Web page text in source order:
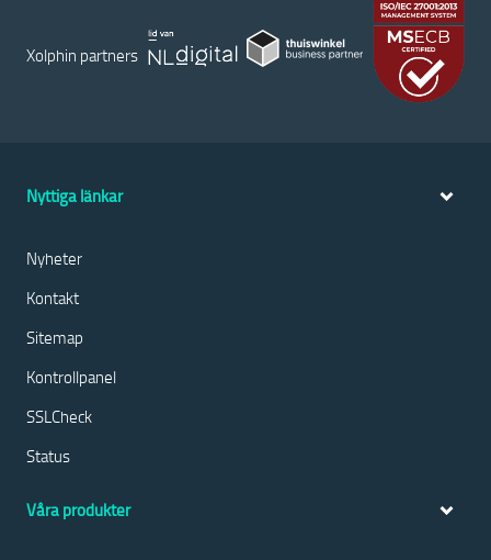
Xolphin partners
Nyttiga länkar
Nyheter
Kontakt
Sitemap
Kontrollpanel
SSLCheck
Status
Våra produkter